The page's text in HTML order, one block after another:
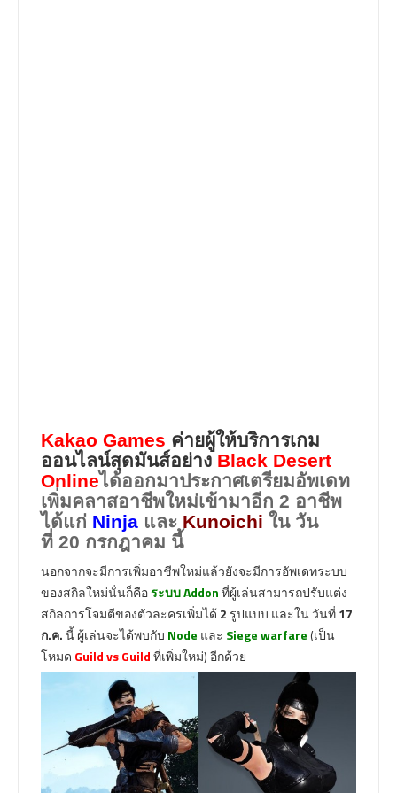
Kakao Games ค่ายผู้ให้บริการเกม
ออนไลน์สุดมันส์อย่าง Black Desert
Onlineได้ออกมาประกาศเตรียมอัพเดท
เพิ่มคลาสอาชีพใหม่เข้ามาอีก 2 อาชีพ
ได้แก่ Ninja และ Kunoichi ใน วัน
ที่ 20 กรกฎาคม นี้
นอกจากจะมีการเพิ่มอาชีพใหม่แล้วยังจะมีการอัพเดทระบบ
ของสกิลใหม่นั่นก็คือระบบ Addonที่ผู้เล่นสามารถปรับแต่ง
สกิลการโจมตีของตัวละครเพิ่มได้2 รูปแบบ และใน วันที่17
ก.ค.นี้ ผู้เล่นจะได้พบกับ Node และ Siege warfare (เป็น
โหมด Guild vs Guildที่เพิ่มใหม่) อีกด้วย